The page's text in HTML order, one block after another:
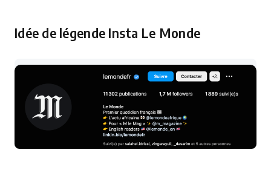
Idée de légende Insta Le Monde